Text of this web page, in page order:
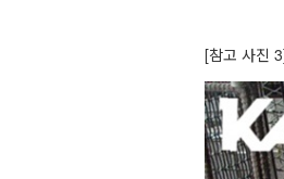
[참고 사진 3